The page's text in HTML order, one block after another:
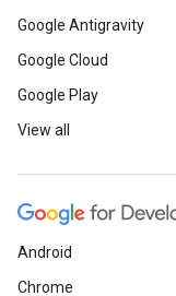
Google Antigravity
Google Cloud
Google Play
View all
Android
Chrome